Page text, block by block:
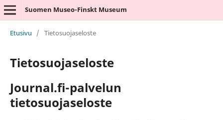
Suomen Museo-Finskt Museum
Etusivu / Tietosuojaseloste
Tietosuojaseloste
Journal.fi-palvelun
tietosuojaseloste